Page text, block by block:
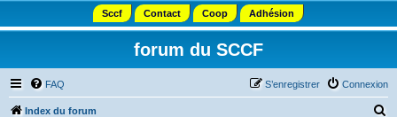
Sccf Contact Coop Adhésion
forum du SCCF
FAQ Connexion
S’enregistrer
Index du forum